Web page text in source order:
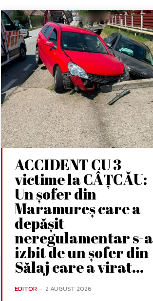
ACCIDENT CU 3
victime la CÂȚCĂU:
Un șofer din
Maramureș care a
depășit
neregulamentar s-a
izbit de un șofer din
Sălaj care a virat...
EDITOR - 2 AUGUST 2026